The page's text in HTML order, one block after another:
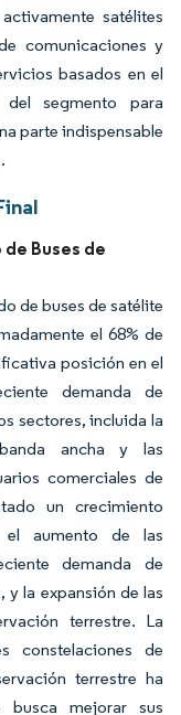
satélites
comunicaciones y
basados en el
segmento para
parte indispensable
Buses de
de buses de satélite
el 68% de
posición en el
demanda de
sectores, incluida la
ancha y las
comerciales de
un crecimiento
el aumento de las
demanda de
la expansión de las
terrestre. La
constelaciones de
terrestre ha
mejorar sus